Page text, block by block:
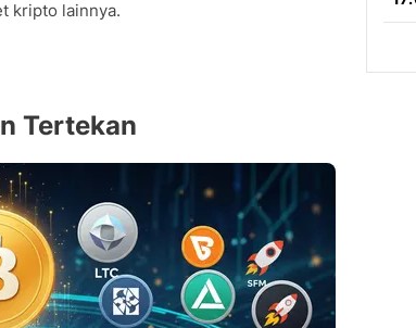
kripto lainnya.
Tertekan